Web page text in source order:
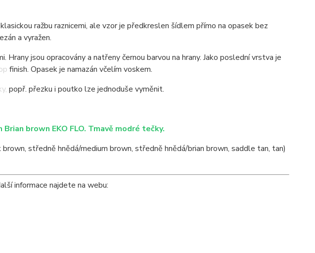
ražbu raznicemi, ale vzor je předkreslen šídlem přímo na opasek bez
a vyražen.
Hrany jsou opracovány a natřeny černou barvou na hrany. Jako poslední vrstva je
Opasek je namazán včelím voskem.
popř. přezku i poutko lze jednoduše vyměnit.
brown EKO FLO. Tmavě modré tečky.
brown, středně hnědá/medium brown, středně hnědá/brian brown, saddle tan, tan)
informace najdete na webu: